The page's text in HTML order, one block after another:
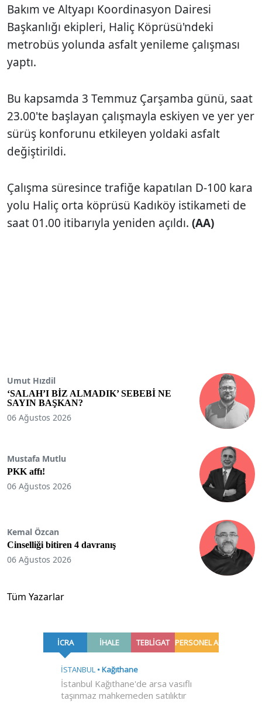
Bakım ve Altyapı Koordinasyon Dairesi
Başkanlığı ekipleri, Haliç Köprüsü'ndeki
metrobüs yolunda asfalt yenileme çalışması
yaptı.
Bu kapsamda 3 Temmuz Çarşamba günü, saat
23.00'te başlayan çalışmayla eskiyen ve yer yer
sürüş konforunu etkileyen yoldaki asfalt
değiştirildi.
Çalışma süresince trafiğe kapatılan D-100 kara
yolu Haliç orta köprüsü Kadıköy istikameti de
saat 01.00 itibarıyla yeniden açıldı. (AA)
Umut Hızdil
‘SALAH’I BİZ ALMADIK’ SEBEBİ NE
SAYIN BAŞKAN?
06 Ağustos 2026
Mustafa Mutlu
PKK affı!
06 Ağustos 2026
Kemal Özcan
Cinselliği bitiren 4 davranış
06 Ağustos 2026
Tüm Yazarlar